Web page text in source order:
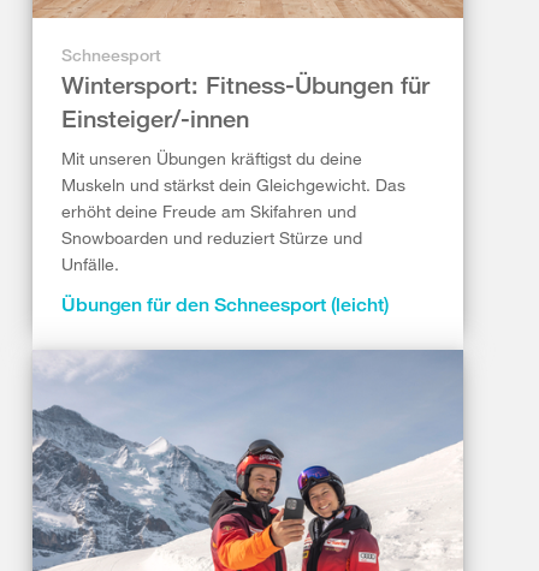
Schneesport
Wintersport: Fitness-Übungen für
Einsteiger/-innen
Mit unseren Übungen kräftigst du deine
Muskeln und stärkst dein Gleichgewicht. Das
erhöht deine Freude am Skifahren und
Snowboarden und reduziert Stürze und
Unfälle.
Übungen für den Schneesport (leicht)